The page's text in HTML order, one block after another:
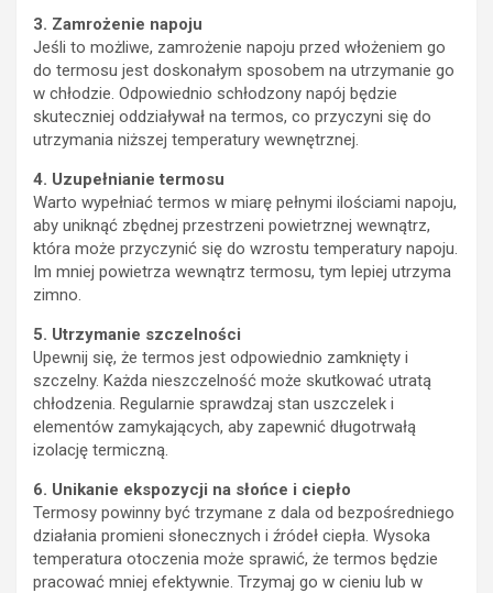
3. Zamrożenie napoju
Jeśli to możliwe, zamrożenie napoju przed włożeniem go
do termosu jest doskonałym sposobem na utrzymanie go
w chłodzie. Odpowiednio schłodzony napój będzie
skuteczniej oddziaływał na termos, co przyczyni się do
utrzymania niższej temperatury wewnętrznej.
4. Uzupełnianie termosu
Warto wypełniać termos w miarę pełnymi ilościami napoju,
aby uniknąć zbędnej przestrzeni powietrznej wewnątrz,
która może przyczynić się do wzrostu temperatury napoju.
Im mniej powietrza wewnątrz termosu, tym lepiej utrzyma
zimno.
5. Utrzymanie szczelności
Upewnij się, że termos jest odpowiednio zamknięty i
szczelny. Każda nieszczelność może skutkować utratą
chłodzenia. Regularnie sprawdzaj stan uszczelek i
elementów zamykających, aby zapewnić długotrwałą
izolację termiczną.
6. Unikanie ekspozycji na słońce i ciepło
Termosy powinny być trzymane z dala od bezpośredniego
działania promieni słonecznych i źródeł ciepła. Wysoka
temperatura otoczenia może sprawić, że termos będzie
pracować mniej efektywnie. Trzymaj go w cieniu lub w